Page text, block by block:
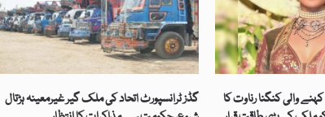
گڈز ٹرانسپورٹ اتحاد کی ملک گیر غیرمعینہ ہڑتال
والی کنگنا رناوت کا